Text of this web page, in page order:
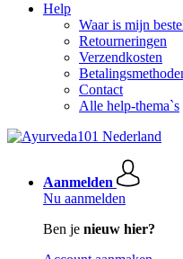
Help
Waar is mijn
Retourneringen
Verzendkosten
Contact
Alle help-thema`s
Aanmelden
Nu aanmelden
Ben je nieuw hier?